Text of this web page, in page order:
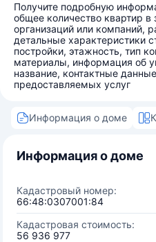
Получите подробную
общее количество квартир в
организаций или компаний,
детальные характеристики
постройки, этажность, тип
материалы, информация об
название, контактные
предоставляемых услуг
Информация о доме
Информация о доме
Кадастровый номер:
66:48:0307001:84
Кадастровая стоимость:
56 936 977